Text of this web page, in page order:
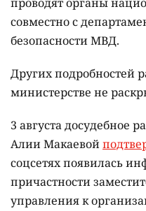
совместно с
безопасности МВД.
Других подробностей
министерстве не
3 августа досудебное
Алии Макаевой
соцсетях появилась
причастности
управления к